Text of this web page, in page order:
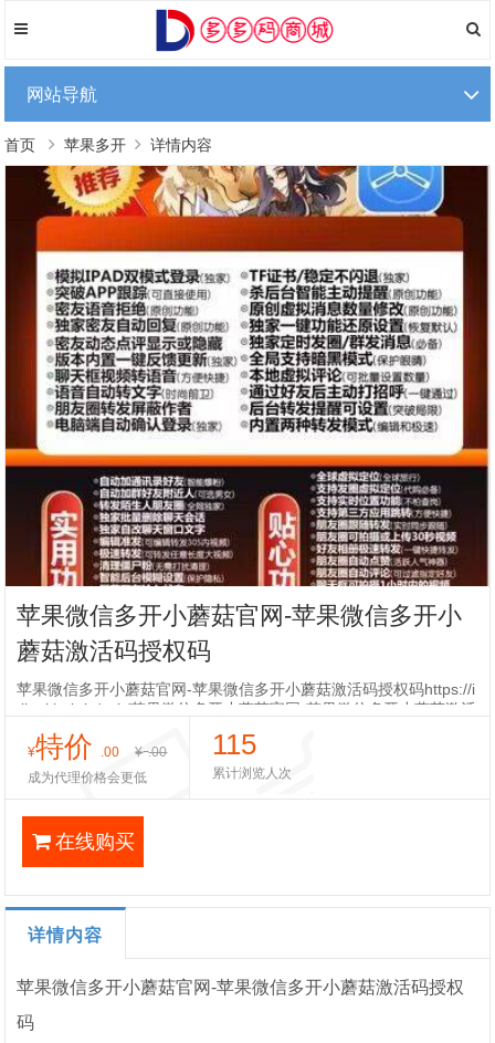
网站导航
首页 苹果多开 详情内容
苹果微信多开小蘑菇官网-苹果微信多开小
蘑菇激活码授权码
苹果微信多开小蘑菇官网-苹果微信多开小蘑菇激活码授权码https://i
tlk.github.io/sgb/苹果微信多开小蘑菇官网-苹果微信多开小蘑菇激活
码授权码封闭企业微信和个人微信账户是一个普遍面
¥特价 .00 ¥ .00
成为代理价格会更低
115
累计浏览人次
在线购买
详情内容
苹果微信多开小蘑菇官网-苹果微信多开小蘑菇激活码授权
码